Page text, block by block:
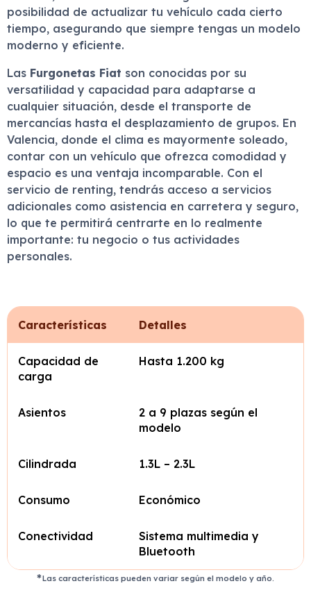
posibilidad de actualizar tu vehículo cada cierto
tiempo, asegurando que siempre tengas un modelo
moderno y eficiente.
Las Furgonetas Fiat son conocidas por su
versatilidad y capacidad para adaptarse a
cualquier situación, desde el transporte de
mercancías hasta el desplazamiento de grupos. En
Valencia, donde el clima es mayormente soleado,
contar con un vehículo que ofrezca comodidad y
espacio es una ventaja incomparable. Con el
servicio de renting, tendrás acceso a servicios
adicionales como asistencia en carretera y seguro,
lo que te permitirá centrarte en lo realmente
importante: tu negocio o tus actividades
personales.
Características Detalles
Capacidad de
carga
Hasta 1.200 kg
Asientos
2 a 9 plazas según el
modelo
Cilindrada 1.3L – 2.3L
Consumo Económico
Conectividad
Sistema multimedia y
Bluetooth
Las características pueden variar según el modelo y año.